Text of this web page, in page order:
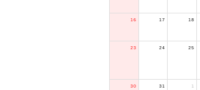
16 17 18
23 24 25
30 31 1